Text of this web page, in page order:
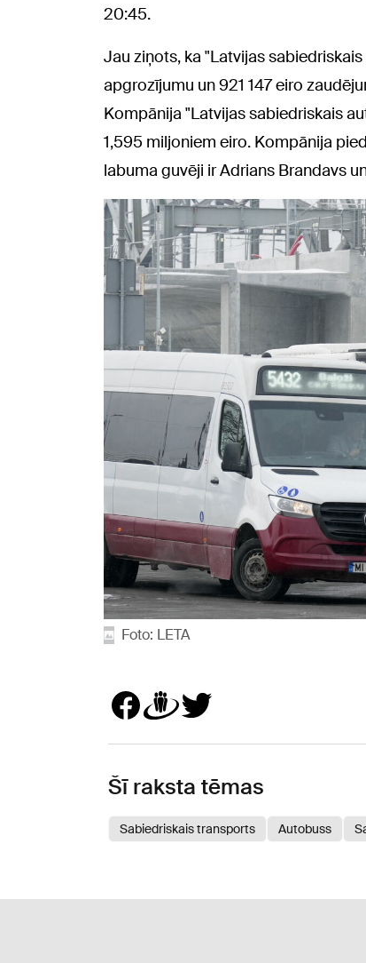
20:45.
Jau ziņots, ka "Latvijas
apgrozījumu un 921 147 eiro
Kompānija "Latvijas sabiedriskais
1,595 miljoniem eiro. Kompānija
labuma guvēji ir Adrians Brandavs
Foto: LETA
Šī raksta tēmas
Sabiedriskais transports Autobuss